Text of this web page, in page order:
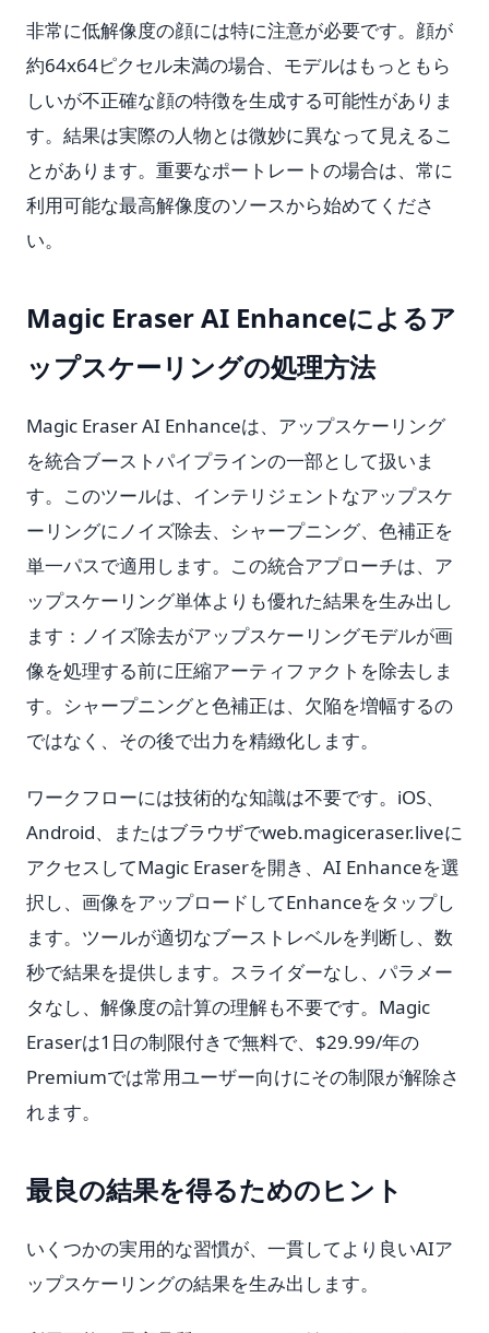
非常に低解像度の顔には特に注意が必要です。顔が
約64x64ピクセル未満の場合、モデルはもっともら
しいが不正確な顔の特徴を生成する可能性がありま
す。結果は実際の人物とは微妙に異なって見えるこ
とがあります。重要なポートレートの場合は、常に
利用可能な最高解像度のソースから始めてくださ
い。
Magic Eraser AI Enhanceによるア
ップスケーリングの処理方法
Magic Eraser AI Enhanceは、アップスケーリング
を統合ブーストパイプラインの一部として扱いま
す。このツールは、インテリジェントなアップスケ
ーリングにノイズ除去、シャープニング、色補正を
単一パスで適用します。この統合アプローチは、ア
ップスケーリング単体よりも優れた結果を生み出し
ます：ノイズ除去がアップスケーリングモデルが画
像を処理する前に圧縮アーティファクトを除去しま
す。シャープニングと色補正は、欠陥を増幅するの
ではなく、その後で出力を精緻化します。
ワークフローには技術的な知識は不要です。iOS、
Android、またはブラウザでweb.magiceraser.liveに
アクセスしてMagic Eraserを開き、AI Enhanceを選
択し、画像をアップロードしてEnhanceをタップし
ます。ツールが適切なブーストレベルを判断し、数
秒で結果を提供します。スライダーなし、パラメー
タなし、解像度の計算の理解も不要です。Magic
Eraserは1日の制限付きで無料で、$29.99/年の
Premiumでは常用ユーザー向けにその制限が解除さ
れます。
最良の結果を得るためのヒント
いくつかの実用的な習慣が、一貫してより良いAIア
ップスケーリングの結果を生み出します。